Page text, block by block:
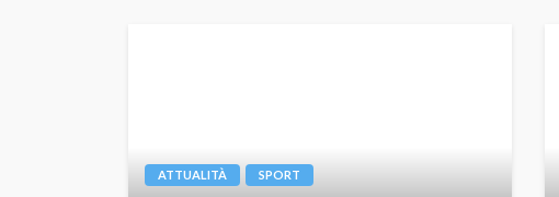
ATTUALITÀ SPORT